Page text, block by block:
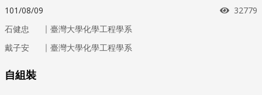
101/08/09 瀏覽次
32779
石健忠 ｜ 臺灣大學化學工程學系
戴子安
｜ 臺灣大學化學工程學系
自組裝